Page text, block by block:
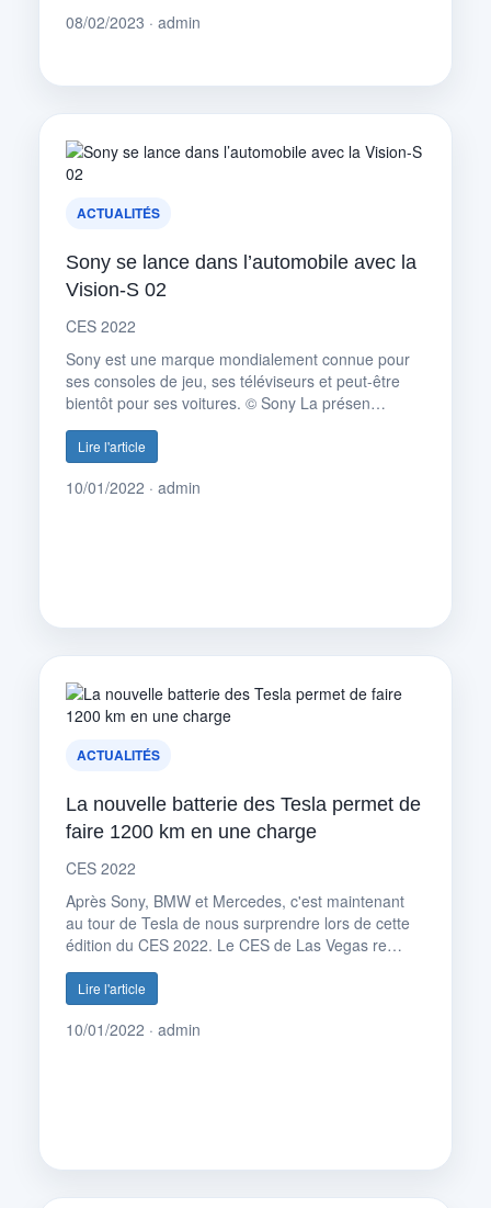
08/02/2023 · admin
ACTUALITÉS
Sony se lance dans l’automobile avec la
Vision-S 02
CES 2022
Sony est une marque mondialement connue pour
ses consoles de jeu, ses téléviseurs et peut-être
bientôt pour ses voitures. © Sony La présen…
Lire l'article
10/01/2022 · admin
ACTUALITÉS
La nouvelle batterie des Tesla permet de
faire 1200 km en une charge
CES 2022
Après Sony, BMW et Mercedes, c'est maintenant
au tour de Tesla de nous surprendre lors de cette
édition du CES 2022. Le CES de Las Vegas re…
Lire l'article
10/01/2022 · admin